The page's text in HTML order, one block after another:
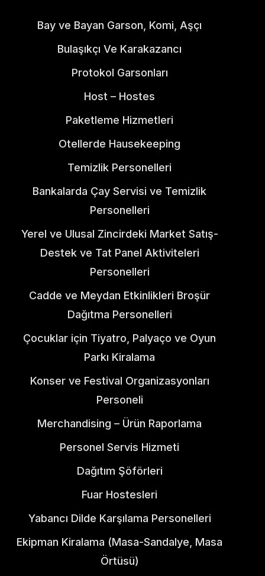
Bay ve Bayan Garson, Komi, Aşçı
Bulaşıkçı Ve Karakazancı
Protokol Garsonları
Host – Hostes
Paketleme Hizmetleri
Otellerde Hausekeeping
Temizlik Personelleri
Bankalarda Çay Servisi ve Temizlik
Personelleri
Yerel ve Ulusal Zincirdeki Market Satış-
Destek ve Tat Panel Aktiviteleri
Personelleri​
Cadde ve Meydan Etkinlikleri Broşür
Dağıtma Personelleri
Çocuklar için Tiyatro, Palyaço ve Oyun
Parkı Kiralama
Konser ve Festival Organizasyonları
Personeli
Merchandising – Ürün Raporlama
Personel Servis Hizmeti
Dağıtım Şöförleri
Fuar Hostesleri
Yabancı Dilde Karşılama Personelleri
Ekipman Kiralama (Masa-Sandalye, Masa
Örtüsü)